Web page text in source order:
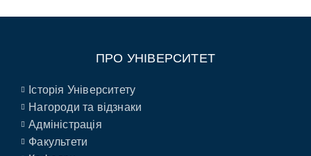
ПРО УНІВЕРСИТЕТ
Історія Університету
Нагороди та відзнаки
Адміністрація
Факультети